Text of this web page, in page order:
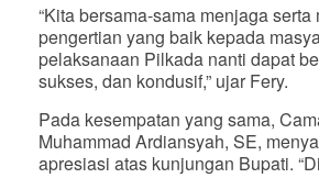
“Kita bersama-sama menjaga serta
pengertian yang baik kepada
pelaksanaan Pilkada nanti dapat
sukses, dan kondusif,” ujar Fery.
Pada kesempatan yang sama,
Muhammad Ardiansyah, SE,
apresiasi atas kunjungan Bupati.